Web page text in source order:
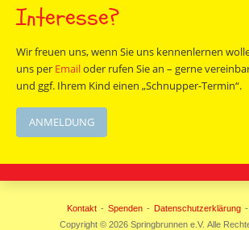
Interesse?
Wir freuen uns, wenn Sie uns kennenlernen
uns per Emailoder rufen Sie an – gerne
und ggf. Ihrem Kind einen „Schnupper-Termin“.
ANMELDUNG
Kontakt Spenden Datenschutzerklärung
Copyright © 2026 Springbrunnen e.V. Alle